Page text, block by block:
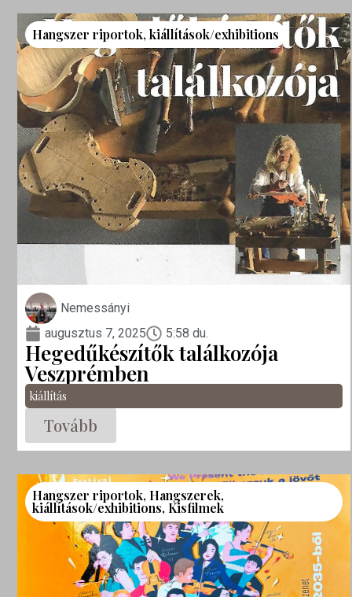
Hangszer riportok,kiállítások/exhibitions
Nemessányi
augusztus 7, 2025
5:58 du.
Hegedűkészítők találkozója
Veszprémben
kiállítás
Tovább
Hangszer riportok, Hangszerek,
kiállítások/exhibitions, Kisfilmek